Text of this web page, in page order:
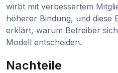
wirbt mit verbessertem
höherer Bindung, und diese
erklärt, warum Betreiber
Modell entscheiden.
Nachteile